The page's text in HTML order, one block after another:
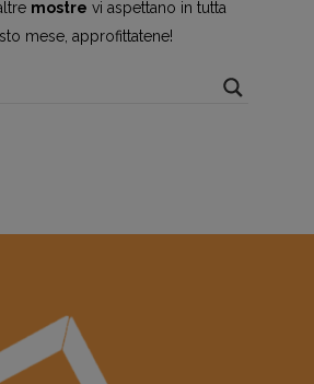
mostre vi aspettano in tutta
mese, approfittatene!